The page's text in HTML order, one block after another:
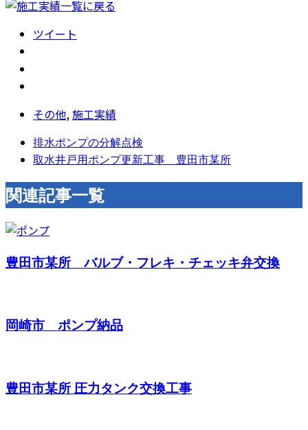
ツイート
その他,施工実績
排水ポンプの分解点検
取水井戸用ポンプ更新工事 豊田市某所
関連記事一覧
豊田市某所 バルブ・フレキ・チェッキ弁交換
岡崎市 ポンプ納品
豊田市某所 圧力タンク交換工事